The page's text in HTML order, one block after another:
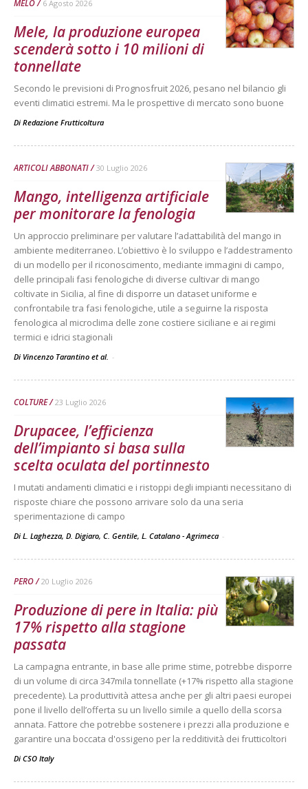
MELO 6 Agosto 2026
Mele, la produzione europea
scenderà sotto i 10 milioni di
tonnellate
Secondo le previsioni di Prognosfruit 2026, pesano nel bilancio gli
eventi climatici estremi. Ma le prospettive di mercato sono buone
Di Redazione Frutticoltura
ARTICOLI ABBONATI 30 Luglio 2026
Mango, intelligenza artificiale
per monitorare la fenologia
Un approccio preliminare per valutare l’adattabilità del mango in
ambiente mediterraneo. L’obiettivo è lo sviluppo e l’addestramento
di un modello per il riconoscimento, mediante immagini di campo,
delle principali fasi fenologiche di diverse cultivar di mango
coltivate in Sicilia, al fine di disporre un dataset uniforme e
confrontabile tra fasi fenologiche, utile a seguirne la risposta
fenologica al microclima delle zone costiere siciliane e ai regimi
termici e idrici stagionali
Di Vincenzo Tarantino et al. -
COLTURE 23 Luglio 2026
Drupacee, l’efficienza
dell’impianto si basa sulla
scelta oculata del portinnesto
I mutati andamenti climatici e i ristoppi degli impianti necessitano di
risposte chiare che possono arrivare solo da una seria
sperimentazione di campo
Di L. Laghezza, D. Digiaro, C. Gentile, L. Catalano - Agrimeca -
PERO 20 Luglio 2026
Produzione di pere in Italia: più
17% rispetto alla stagione
passata
La campagna entrante, in base alle prime stime, potrebbe disporre
di un volume di circa 347mila tonnellate (+17% rispetto alla stagione
precedente). La produttività attesa anche per gli altri paesi europei
pone il livello dell’offerta su un livello simile a quello della scorsa
annata. Fattore che potrebbe sostenere i prezzi alla produzione e
garantire una boccata d'ossigeno per la redditività dei frutticoltori
Di CSO Italy